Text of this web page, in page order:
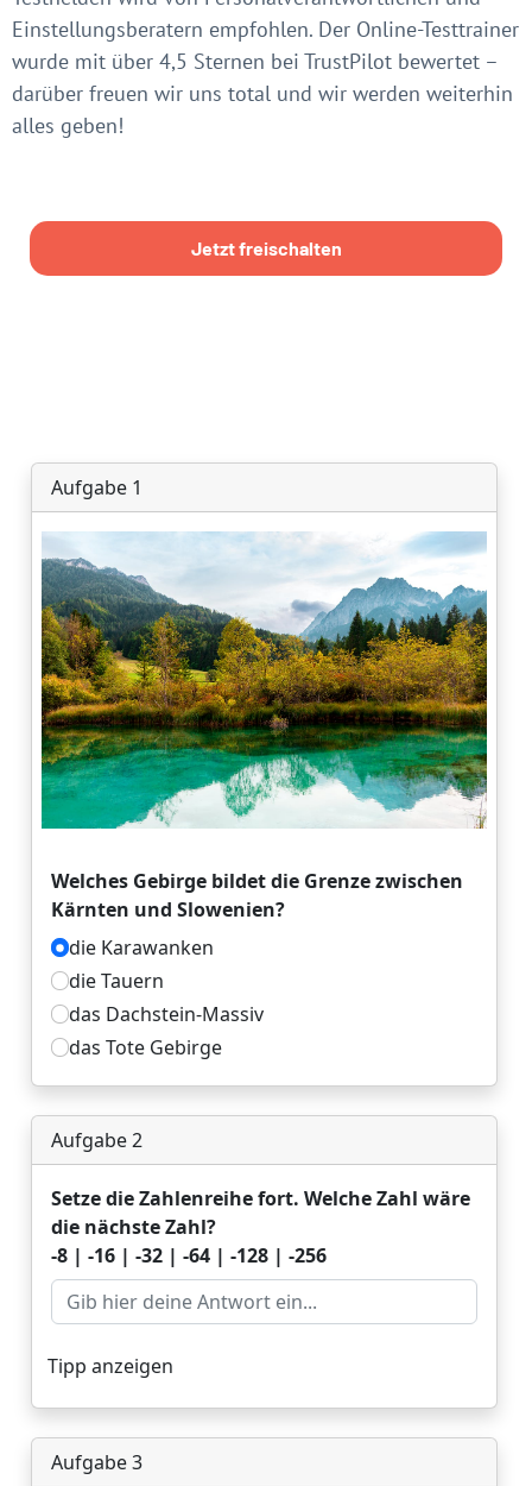
Einstellungsberatern empfohlen. Der Online-Testtrainer
wurde mit über 4,5 Sternen bei TrustPilot bewertet –
darüber freuen wir uns total und wir werden weiterhin
alles geben!
Jetzt freischalten